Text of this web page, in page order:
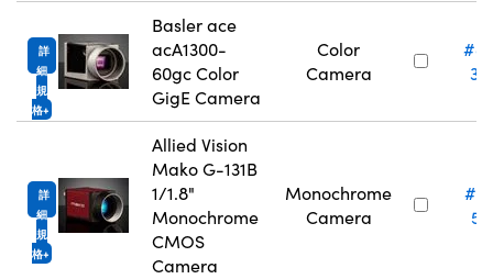
詳
細
規
格
Basler ace
acA1300-
60gc Color
GigE Camera
Color
Camera
詳
細
規
格
Allied Vision
Mako G-131B
1/1.8"
Monochrome
CMOS
Camera
Monochrome
Camera